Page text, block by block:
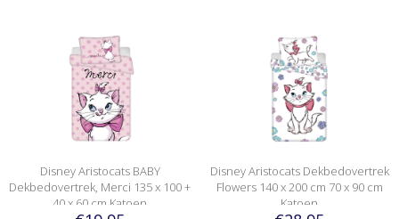
Disney Aristocats BABY
Dekbedovertrek, Merci 135 x 100 +
40 x 60 cm Katoen
Disney Aristocats Dekbedovertrek
Flowers 140 x 200 cm 70 x 90 cm
Katoen